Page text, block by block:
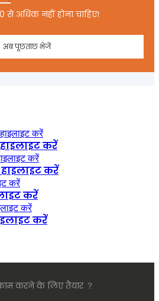
अधिक नहीं होना चाहिए!
अब पूछताछ भेजें
हाइलाइट करें
हाइलाइट करें
करें
करें
करने के लिए तैयार ？